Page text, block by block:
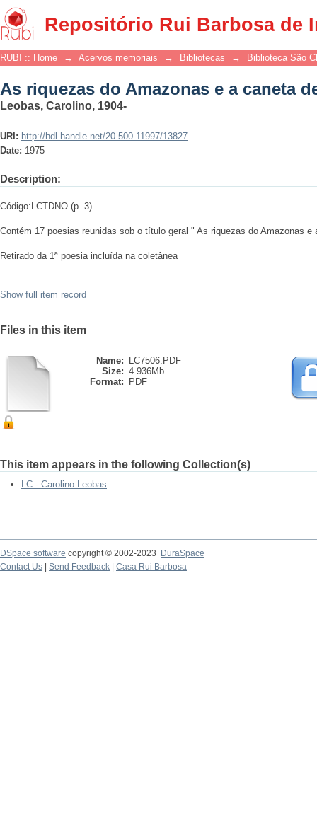
Repositório Rui Barbosa de
As riquezas do Amazonas e a caneta
RUBI :: Home → Acervos memoriais → Bibliotecas → Biblioteca São
As riquezas do Amazonas e a caneta
Leobas, Carolino, 1904-
URI: http://hdl.handle.net/20.500.11997/13827
Date: 1975
Description:
Código:LCTDNO (p. 3)
Contém 17 poesias reunidas sob o título geral " As riquezas do Amazonas e
Retirado da 1ª poesia incluída na coletânea
Show full item record
Files in this item
Name:
LC7506.PDF
Size: 4.936Mb
Format:
PDF
This item appears in the following Collection(s)
LC - Carolino Leobas
DSpace software copyright © 2002-2023
DuraSpace
Contact Us
Send Feedback Casa Rui Barbosa